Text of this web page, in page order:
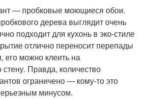
— пробковые моющиеся обои.
дерева выглядит очень
подходит для кухонь в эко-стиле
отлично переносит перепады
его можно клеить на
Правда, количество
ограничено — кому-то это
минусом.